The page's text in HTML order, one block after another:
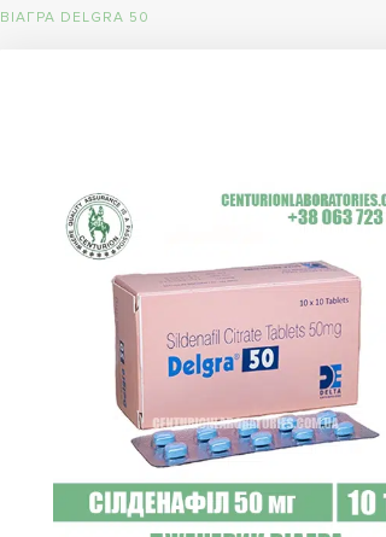
ВІАГРА DELGRA 50